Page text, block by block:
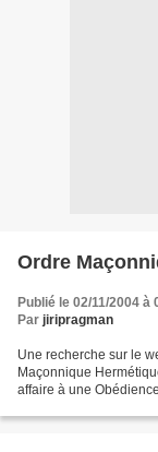
Ordre
Publié le 02/11/2004 à
Par jiripragman
Une recherche sur le
Maçonnique
affaire à une